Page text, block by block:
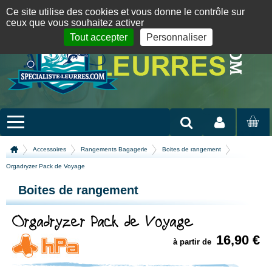
09 72 36 55 01 06 08 07 98 87 English version
MON
Accessoires Rangements Bagagerie Boites de rangement
Orgadryzer Pack de Voyage
Boites de rangement
Orgadryzer Pack de Voyage
à partir de 16,90 €
Panneau de gestion des cookies
Ce site utilise des cookies et vous donne le contrôle sur
ceux que vous souhaitez activer
Tout accepter
Personnaliser